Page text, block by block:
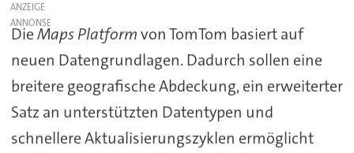
ANZEIGE
DieMaps Platformvon TomTom basiert auf
neuen Datengrundlagen. Dadurch sollen eine
breitere geografische Abdeckung, ein erweiterter
Satz an unterstützten Datentypen und
schnellere Aktualisierungszyklen ermöglicht